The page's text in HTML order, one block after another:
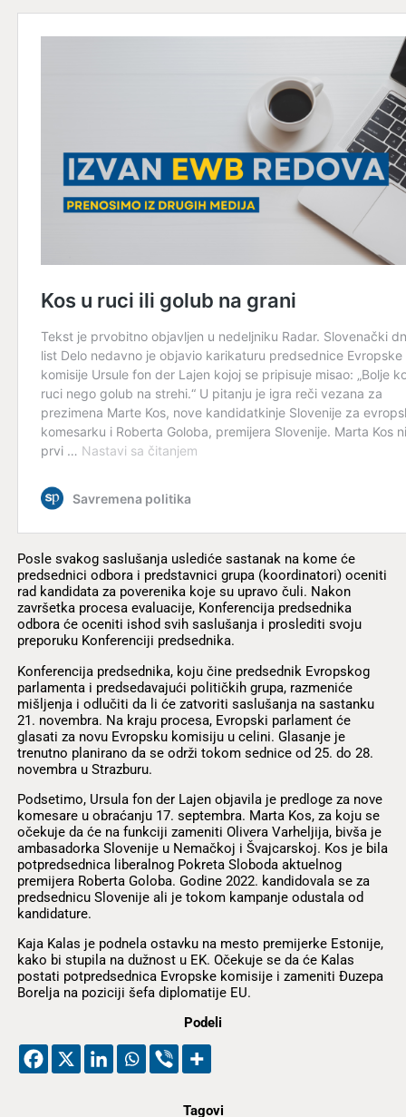
Posle svakog saslušanja uslediće sastanak na kome će
predsednici odbora i predstavnici grupa (koordinatori) oceniti
rad kandidata za poverenika koje su upravo čuli. Nakon
završetka procesa evaluacije, Konferencija predsednika
odbora će oceniti ishod svih saslušanja i proslediti svoju
preporuku Konferenciji predsednika.
Konferencija predsednika, koju čine predsednik Evropskog
parlamenta i predsedavajući političkih grupa, razmeniće
mišljenja i odlučiti da li će zatvoriti saslušanja na sastanku
21. novembra. Na kraju procesa, Evropski parlament će
glasati za novu Evropsku komisiju u celini. Glasanje je
trenutno planirano da se održi tokom sednice od 25. do 28.
novembra u Strazburu.
Podsetimo, Ursula fon der Lajen objavila je predloge za nove
komesare u obraćanju 17. septembra. Marta Kos, za koju se
očekuje da će na funkciji zameniti Olivera Varheljija, bivša je
ambasadorka Slovenije u Nemačkoj i Švajcarskoj. Kos je bila
potpredsednica liberalnog Pokreta Sloboda aktuelnog
premijera Roberta Goloba. Godine 2022. kandidovala se za
predsednicu Slovenije ali je tokom kampanje odustala od
kandidature.
Kaja Kalas je podnela ostavku na mesto premijerke Estonije,
kako bi stupila na dužnost u EK. Očekuje se da će Kalas
postati potpredsednica Evropske komisije i zameniti Đuzepa
Borelja na poziciji šefa diplomatije EU.
Podeli
Tagovi